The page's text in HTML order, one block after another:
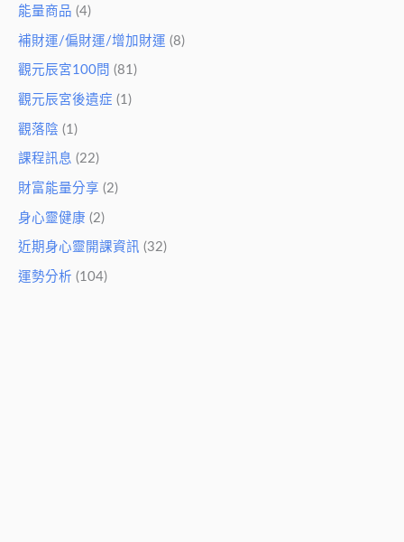
能量商品 (4)
補財運/偏財運/增加財運 (8)
觀元辰宮100問 (81)
觀元辰宮後遺症 (1)
觀落陰 (1)
課程訊息 (22)
財富能量分享 (2)
身心靈健康 (2)
近期身心靈開課資訊 (32)
運勢分析 (104)